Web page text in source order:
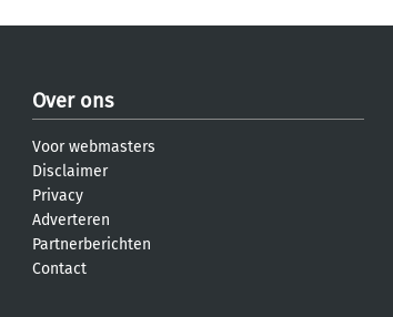
Over ons
Voor webmasters
Disclaimer
Privacy
Adverteren
Partnerberichten
Contact